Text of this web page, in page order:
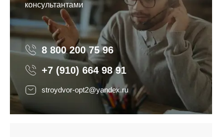
консультантами
8 800 200 75 96 8 800 200 75 96
+7 (910) 664 98 91
stroydvor-opt2@yandex.ru